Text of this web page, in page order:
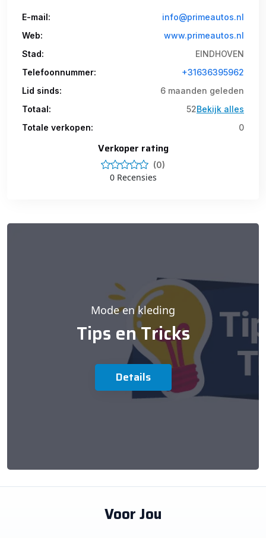
E-mail:
info@primeautos.nl
Web:
www.primeautos.nl
Stad:
EINDHOVEN
Telefoonnummer:
+31636395962
Lid sinds:
6 maanden geleden
Totaal:
52Bekijk alles
Totale verkopen:
0
Verkoper rating
(0)
0 Recensies
Mode en kleding
Tips en Tricks
Details
Voor Jou